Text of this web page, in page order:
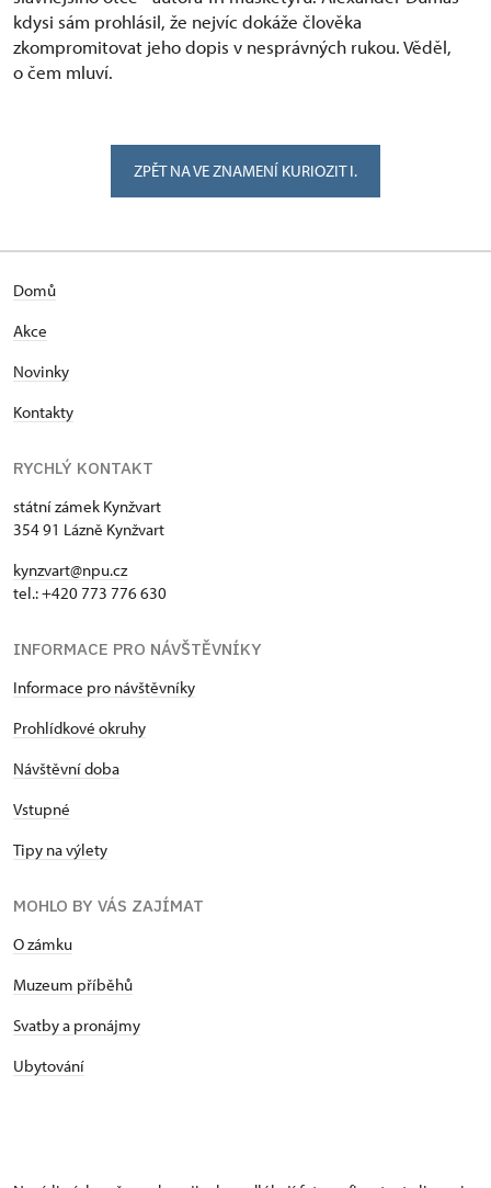
kdysi sám prohlásil, že nejvíc dokáže člověka
zkompromitovat jeho dopis v nesprávných rukou. Věděl,
o čem mluví.
ZPĚT NA VE ZNAMENÍ KURIOZIT I.
Domů
Akce
Novinky
Kontakty
RYCHLÝ KONTAKT
státní zámek Kynžvart
354 91 Lázně Kynžvart
kynzvart@npu.cz
tel.: +420 773 776 630
INFORMACE PRO NÁVŠTĚVNÍKY
Informace pro návštěvníky
Prohlídkové okruhy
Návštěvní doba
Vstupné
Tipy na výlety
MOHLO BY VÁS ZAJÍMAT
O zámku
Muzeum příběhů
Svatby a pronájmy
Ubytování